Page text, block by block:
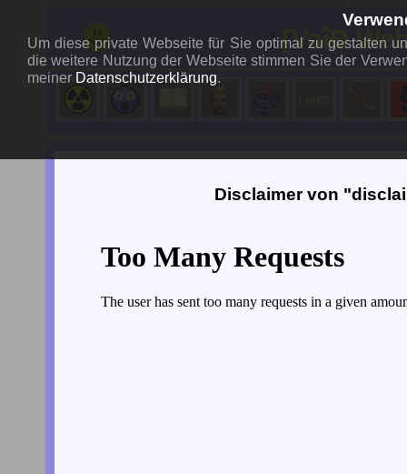
..:[VoîÐ
Disclaimer von
Um diese private Webseite für Sie optimal zu gestalten
die weitere Nutzung der Webseite stimmen Sie der
meiner Datenschutzerklärung.